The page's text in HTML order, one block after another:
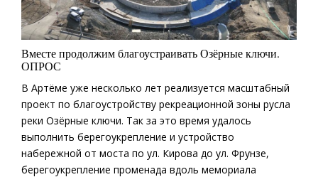
Вместе продолжим благоустраивать Озёрные ключи.
ОПРОС
В Артёме уже несколько лет реализуется масштабный
проект по благоустройству рекреационной зоны русла
реки Озёрные ключи. Так за это время удалось
выполнить берегоукрепление и устройство
набережной от моста по ул. Кирова до ул. Фрунзе,
берегоукрепление променада вдоль мемориала